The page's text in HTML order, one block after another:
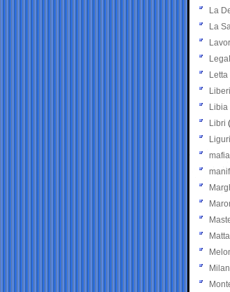
La
La
Libia
Libri
mafia